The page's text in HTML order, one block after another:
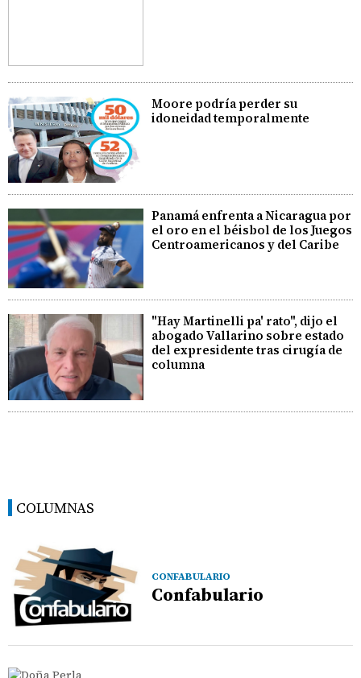
Moore podría perder su
idoneidad temporalmente
Panamá enfrenta a Nicaragua por
el oro en el béisbol de los Juegos
Centroamericanos y del Caribe
"Hay Martinelli pa' rato", dijo el
abogado Vallarino sobre estado
del expresidente tras cirugía de
columna
COLUMNAS
CONFABULARIO
Confabulario